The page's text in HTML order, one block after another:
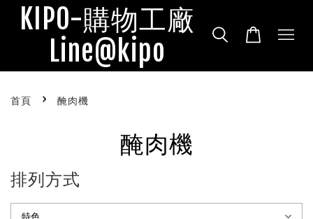
KIPO-購物工廠
Line@kipo
首頁 › 醃肉機
醃肉機
排列方式